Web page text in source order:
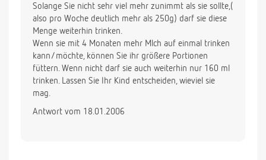
63cm!Das ist doch in der Norm, oder?
Und kann ich dann ab dem 4.Monat 200ml pro
mahlzeit geben,also 5 mal 200ml und abends dann
200-240 ml?
Laut Packung 5 mal 240ml!Beba ha start pre.Oder
soll ich versuchen sie früher in bett zu legen und ihr
nachts noch was geben?
Solange Sie nicht sehr viel mehr zunimmt als sie sollte,(
also pro Woche deutlich mehr als 250g) darf sie diese
Menge weiterhin trinken.
Wenn sie mit 4 Monaten mehr Mlch auf einmal trinken
kann/möchte, können Sie ihr größere Portionen
füttern. Wenn nicht darf sie auch weiterhin nur 160 ml
trinken. Lassen Sie Ihr Kind entscheiden, wieviel sie
mag.
Antwort vom 18.01.2006